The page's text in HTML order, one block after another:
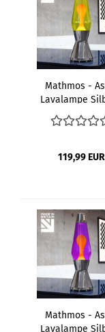
Mathmos -
Lavalampe
Gelb
119,99 EUR
Mathmos -
Lavalampe